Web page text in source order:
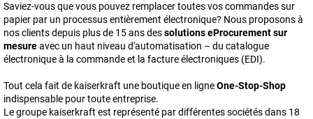
Saviez-vous que vous pouvez remplacer toutes vos commandes sur
papier par un processus entièrement électronique? Nous proposons à
nos clients depuis plus de 15 ans dessolutions eProcurement sur
mesureavec un haut niveau d'automatisation – du catalogue
électronique à la commande et la facture électroniques (EDI).
Tout cela fait de kaiserkraft une boutique en ligneOne-Stop-Shop
indispensable pour toute entreprise.
Le groupe kaiserkraft est représenté par différentes sociétés dans 18